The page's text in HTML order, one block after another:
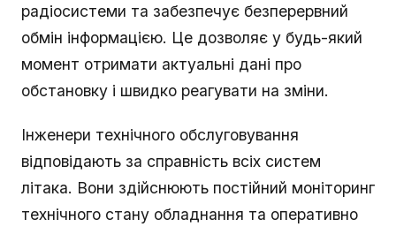
радіосистеми та забезпечує безперервний
обмін інформацією. Це дозволяє у будь-який
момент отримати актуальні дані про
обстановку і швидко реагувати на зміни.
Інженери технічного обслуговування
відповідають за справність всіх систем
літака. Вони здійснюють постійний моніторинг
технічного стану обладнання та оперативно